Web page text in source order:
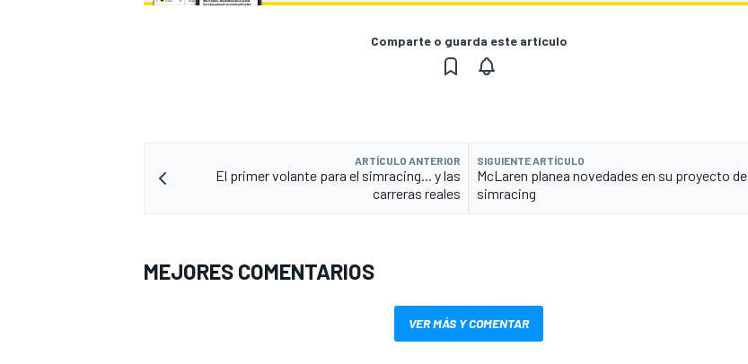
Comparte o guarda este artículo
ARTÍCULO ANTERIOR
El primer volante para el simracing... y las
carreras reales
SIGUIENTE ARTÍCULO
McLaren planea novedades en su proyecto de
simracing
MEJORES COMENTARIOS
VER MÁS Y COMENTAR